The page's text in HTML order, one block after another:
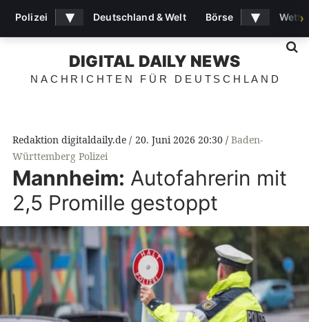
DIGITAL DAILY NEWS
NACHRICHTEN FÜR DEUTSCHLAND
Redaktion digitaldaily.de 20. Juni 2026 20:30
Baden-
Württemberg Polizei
Mannheim: Autofahrerin mit
2,5 Promille gestoppt
Polizei ▾ Deutschland & Welt Börse ▾ ›